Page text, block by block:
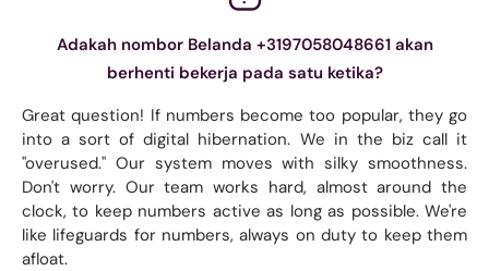
Adakah nombor Belanda +3197058048661 akan
berhenti bekerja pada satu ketika?
Great question! If numbers become too popular, they go
into a sort of digital hibernation. We in the biz call it
"overused." Our system moves with silky smoothness.
Don't worry. Our team works hard, almost around the
clock, to keep numbers active as long as possible. We're
like lifeguards for numbers, always on duty to keep them
afloat.